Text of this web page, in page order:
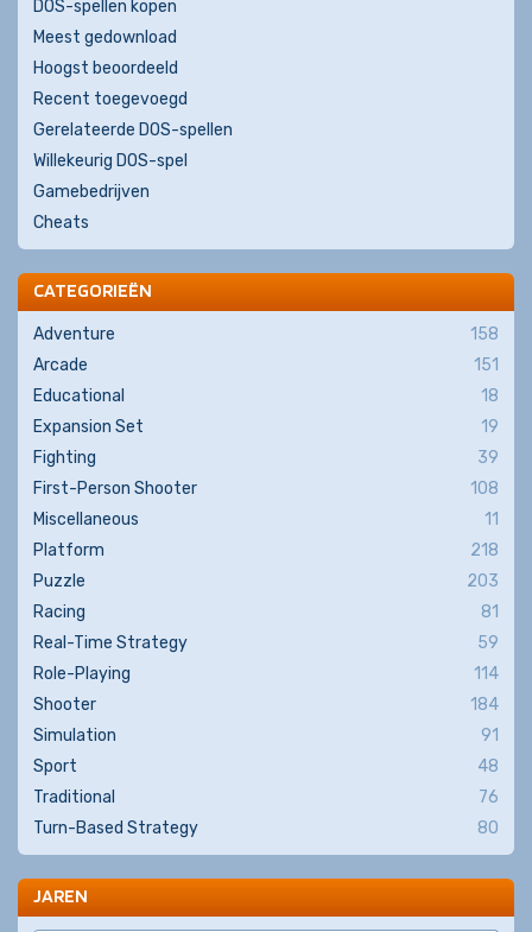
DOS-spellen kopen
Meest gedownload
Hoogst beoordeeld
Recent toegevoegd
Gerelateerde DOS-spellen
Willekeurig DOS-spel
Gamebedrijven
Cheats
CATEGORIEËN
Adventure
158
Arcade
151
Educational
18
Expansion Set
19
Fighting
39
First-Person Shooter
108
Miscellaneous
11
Platform
218
Puzzle
203
Racing
81
Real-Time Strategy
59
Role-Playing
114
Shooter
184
Simulation
91
Sport
48
Traditional
76
Turn-Based Strategy
80
JAREN